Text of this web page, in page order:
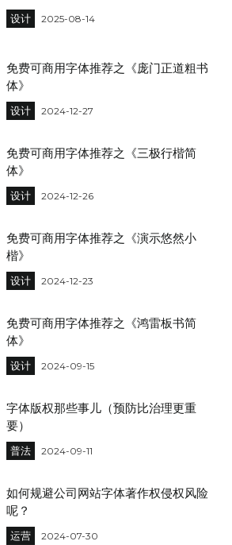
设计 2025-08-14
免费可商用字体推荐之《庞门正道粗书
体》
设计 2024-12-27
免费可商用字体推荐之《三极行楷简
体》
设计 2024-12-26
免费可商用字体推荐之《演示悠然小
楷》
设计 2024-12-23
免费可商用字体推荐之《鸿雷板书简
体》
设计 2024-09-15
字体版权那些事儿（预防比治理更重
要）
普法 2024-09-11
如何规避公司网站字体著作权侵权风险
呢？
运营 2024-07-30